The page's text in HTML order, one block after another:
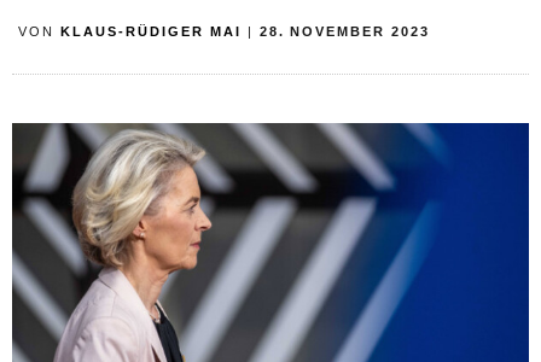
VON KLAUS-RÜDIGER MAI | 28. NOVEMBER 2023